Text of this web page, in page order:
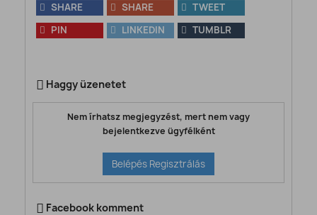
SHARE SHARE
TWEET
PIN
LINKEDIN TUMBLR
Haggy üzenetet
Nem írhatsz megjegyzést, mert nem vagy
bejelentkezve ügyfélként
Belépés Regisztrálás
Facebook komment